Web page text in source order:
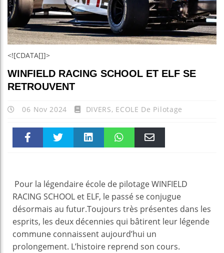
<![CDATA[]]>
WINFIELD RACING SCHOOL ET ELF SE
RETROUVENT
06 Nov 2024 DIVERS, ECOLE De Pilotage
Pour la légendaire école de pilotage WINFIELD
RACING SCHOOL et ELF, le passé se conjugue
désormais au futur.Toujours très présentes dans les
esprits, les deux décennies qui bâtirent leur légende
commune connaissent aujourd’hui un
prolongement. L’histoire reprend son cours.